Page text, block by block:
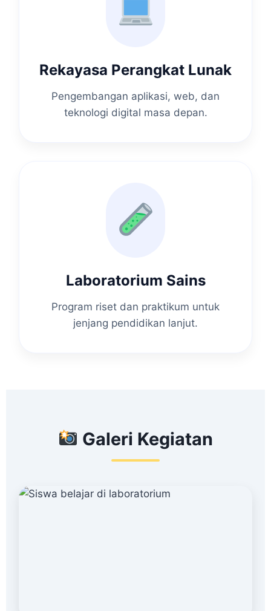
Rekayasa Perangkat Lunak
Pengembangan aplikasi, web, dan
teknologi digital masa depan.
Laboratorium Sains
Program riset dan praktikum untuk
jenjang pendidikan lanjut.
Galeri Kegiatan